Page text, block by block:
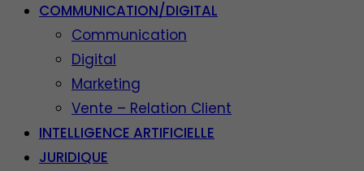
COMMUNICATION/DIGITAL
Communication
Digital
Marketing
Vente – Relation Client
INTELLIGENCE ARTIFICIELLE
JURIDIQUE